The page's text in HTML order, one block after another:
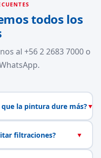
todos los
al +56 2 2683 7000 o
la pintura dure más?▼
filtraciones? ▼